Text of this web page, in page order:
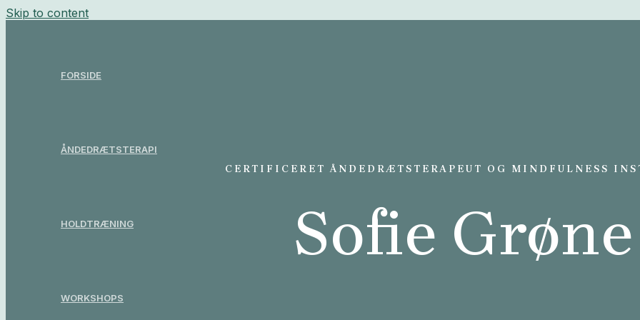
Skip to content
FORSIDE
ÅNDEDRÆTSTERAPI
HOLDTRÆNING
WORKSHOPS
CERTIFICERET ÅNDEDRÆTSTERAPEUT OG MINDFULNESS
Sofie Grøne